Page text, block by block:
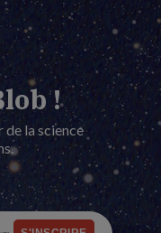
!
de la science